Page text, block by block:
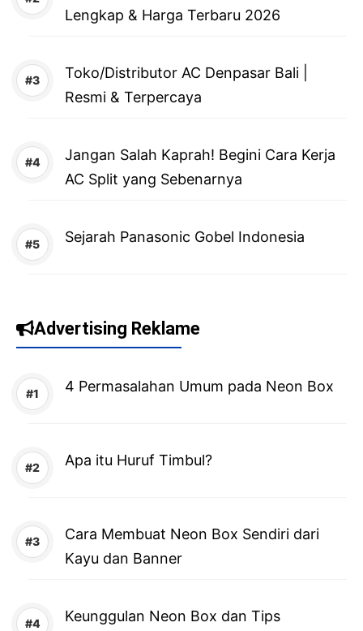
Lengkap & Harga Terbaru 2026
Toko/Distributor AC Denpasar Bali |
Resmi & Terpercaya
Jangan Salah Kaprah! Begini Cara Kerja
AC Split yang Sebenarnya
Sejarah Panasonic Gobel Indonesia
Advertising Reklame
4 Permasalahan Umum pada Neon Box
Apa itu Huruf Timbul?
Cara Membuat Neon Box Sendiri dari
Kayu dan Banner
Keunggulan Neon Box dan Tips